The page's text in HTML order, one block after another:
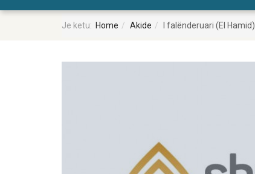
Je ketu: Home Akide I falënderuari (El Hamid)